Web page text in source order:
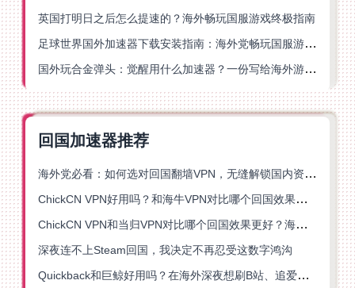
英国打明日之后怎么提速的？海外畅玩国服游戏终极指南
足球世界国外加速器下载安装指南：海外党畅玩国服游戏的终极解决方案
国外玩合金弹头：觉醒用什么加速器？一份写给海外游子的畅玩指南
回国加速器推荐
海外党必看：如何选对回国翻墙VPN，无缝解锁国内资源？
ChickCN VPN好用吗？和海牛VPN对比哪个回国效果更好？
ChickCN VPN和当归VPN对比哪个回国效果更好？海外党亲测后选了它
深夜连不上Steam回国，我决定不再忍受这数字鸿沟
Quickback和巨鲸好用吗？在海外深夜想刷B站、追爱奇艺的你，或许正需要这份答案